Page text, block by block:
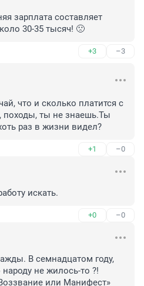
зарплата составляет
30-35 тысяч! 🙁
+3 –3
что и сколько платится с
походы, ты не знаешь.Ты
раз в жизни видел?
+1 –0
искать.
+0 –0
В семнадцатом году,
не жилось-то ?!
или Манифест»